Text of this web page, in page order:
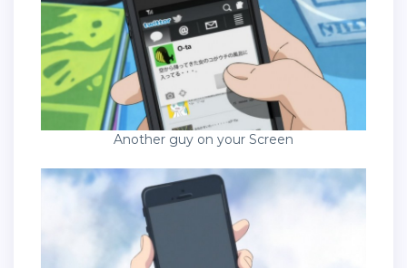
Another guy on your Screen